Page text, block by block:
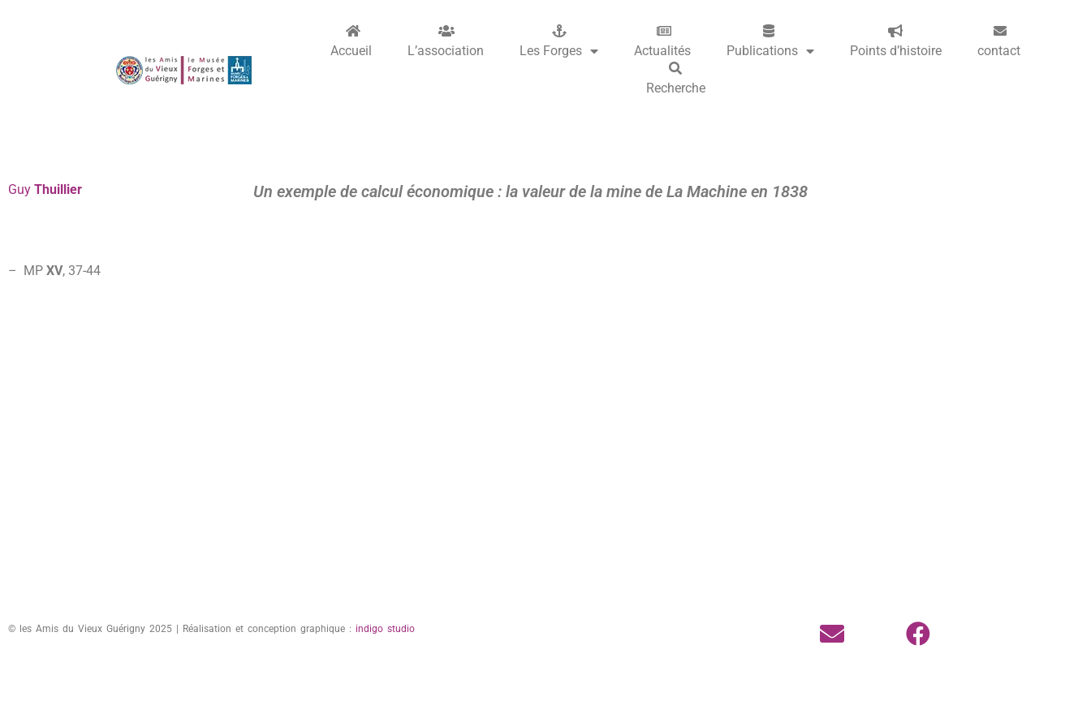
Accueil L’association Les Forges Actualités Publications Points d’histoire contact
Recherche
Guy Thuillier Un exemple de calcul économique : la valeur de la mine de La Machine en 1838
– MP XV, 37-44
© les Amis du Vieux Guérigny 2025 | Réalisation et conception graphique : indigo studio